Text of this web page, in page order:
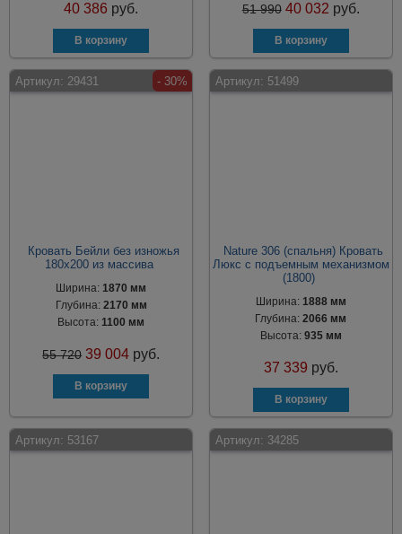
40 386 руб. 51 990 40 032 руб.
Артикул: 29431 - 30%
Кровать Бейли без изножья
180х200 из массива
Ширина:1870 мм
Глубина: 2170 мм
Высота:1100 мм
55 720 39 004 руб.
Артикул: 51499
Nature 306 (спальня) Кровать
Люкс с подъемным механизмом
(1800)
Ширина: 1888 мм
Глубина:2066 мм
Высота: 935 мм
37 339 руб.
Артикул: 53167 Артикул: 34285